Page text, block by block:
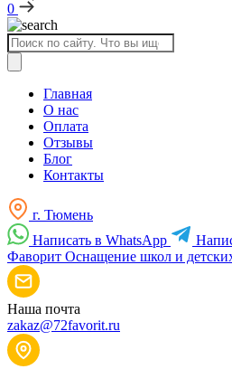
0
Поиск
товаров
Главная
О нас
Оплата
Отзывы
Блог
Контакты
г. Тюмень
Написать в WhatsApp
Фаворит Оснащение школ и
Наша почта
zakaz@72favorit.ru